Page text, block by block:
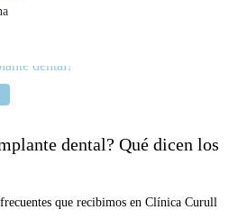
dental? Qué dicen los
que recibimos en Clínica Curull